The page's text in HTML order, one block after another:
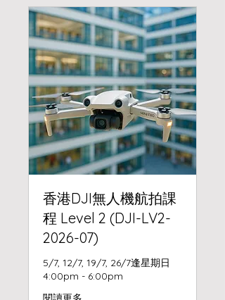
香港DJI無人機航拍課
程 Level 2 (DJI-LV2-
2026-07)
5/7, 12/7, 19/7, 26/7逢星期日
4:00pm - 6:00pm